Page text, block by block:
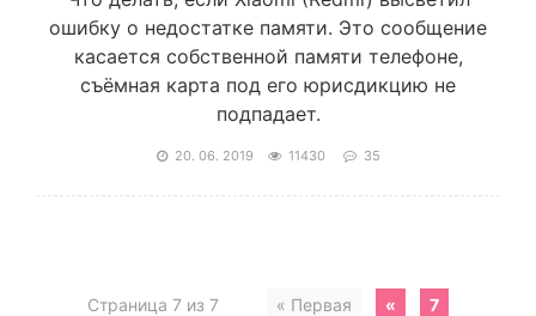
ошибку о недостатке памяти. Это сообщение
касается собственной памяти телефоне,
съёмная карта под его юрисдикцию не
подпадает.
20. 06. 2019 11430 35
Страница 7 из 7 « Первая « 7